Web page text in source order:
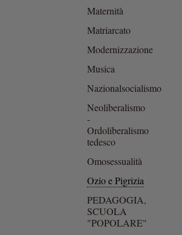
Maternità
Matriarcato
Modernizzazione
Musica
Nazionalsocialismo
Neoliberalismo
-
Ordoliberalismo
tedesco
Omosessualità
Ozio e Pigrizia
PEDAGOGIA,
SCUOLA
"POPOLARE"